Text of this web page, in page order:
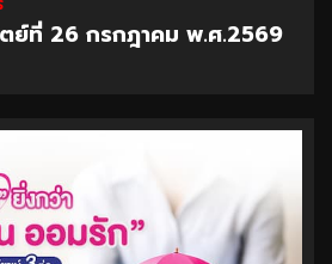
ย์ที่ 26 กรกฎาคม พ.ศ.2569